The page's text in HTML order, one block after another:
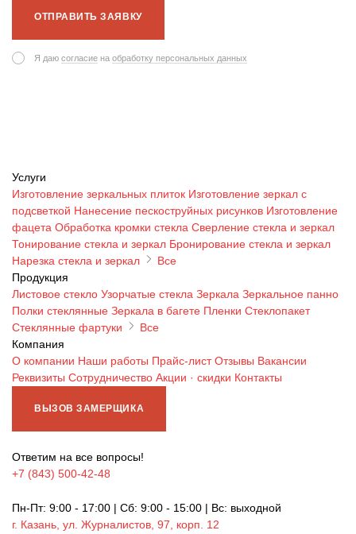
ОТПРАВИТЬ ЗАЯВКУ
Я даю согласие на обработку персональных данных
Услуги
Изготовление зеркальных плиток Изготовление зеркал с
подсветкой Нанесение пескоструйных рисунков Изготовление
фацета Обработка кромки стекла Сверление стекла и зеркал
Тонирование стекла и зеркал Бронирование стекла и зеркал
Нарезка стекла и зеркал
Все
Продукция
Листовое стекло Узорчатые стекла Зеркала Зеркальное панно
Полки стеклянные Зеркала в багете Пленки Стеклопакет
Стеклянные фартуки
Все
Компания
О компании Наши работы Прайс-лист Отзывы Вакансии
Реквизиты Сотрудничество Акции · скидки Контакты
ВЫЗОВ ЗАМЕРЩИКА
Ответим на все вопросы!
+7 (843) 500-42-48
Пн-Пт: 9:00 - 17:00 | Сб: 9:00 - 15:00 | Вс: выходной
г. Казань, ул. Журналистов, 97, корп. 12